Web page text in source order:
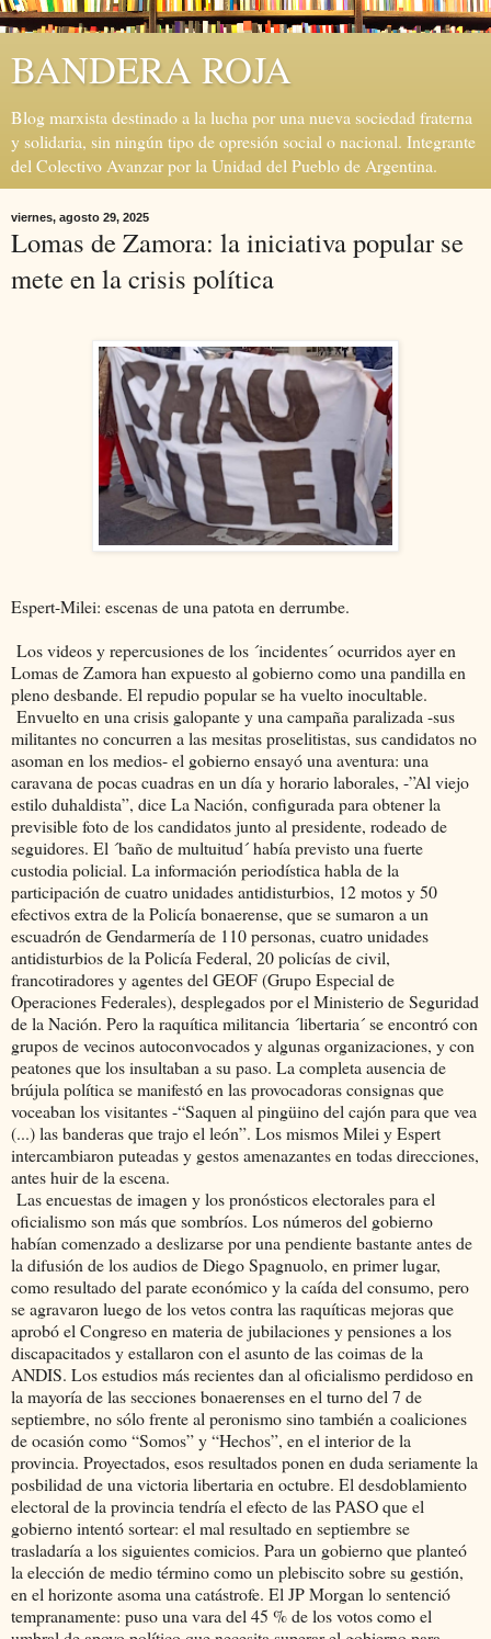
BANDERA ROJA
Blog marxista destinado a la lucha por una nueva sociedad fraterna
y solidaria, sin ningún tipo de opresión social o nacional. Integrante
del Colectivo Avanzar por la Unidad del Pueblo de Argentina.
viernes, agosto 29, 2025
Lomas de Zamora: la iniciativa popular se
mete en la crisis política
Espert-Milei: escenas de una patota en derrumbe.
Los videos y repercusiones de los ´incidentes´ ocurridos ayer en
Lomas de Zamora han expuesto al gobierno como una pandilla en
pleno desbande. El repudio popular se ha vuelto inocultable.
Envuelto en una crisis galopante y una campaña paralizada -sus
militantes no concurren a las mesitas proselitistas, sus candidatos no
asoman en los medios- el gobierno ensayó una aventura: una
caravana de pocas cuadras en un día y horario laborales, -”Al viejo
estilo duhaldista”, dice La Nación, configurada para obtener la
previsible foto de los candidatos junto al presidente, rodeado de
seguidores. El ´baño de multuitud´ había previsto una fuerte
custodia policial. La información periodística habla de la
participación de cuatro unidades antidisturbios, 12 motos y 50
efectivos extra de la Policía bonaerense, que se sumaron a un
escuadrón de Gendarmería de 110 personas, cuatro unidades
antidisturbios de la Policía Federal, 20 policías de civil,
francotiradores y agentes del GEOF (Grupo Especial de
Operaciones Federales), desplegados por el Ministerio de Seguridad
de la Nación. Pero la raquítica militancia ´libertaria´ se encontró con
grupos de vecinos autoconvocados y algunas organizaciones, y con
peatones que los insultaban a su paso. La completa ausencia de
brújula política se manifestó en las provocadoras consignas que
voceaban los visitantes -“Saquen al pingüino del cajón para que vea
(...) las banderas que trajo el león”. Los mismos Milei y Espert
intercambiaron puteadas y gestos amenazantes en todas direcciones,
antes huir de la escena.
Las encuestas de imagen y los pronósticos electorales para el
oficialismo son más que sombríos. Los números del gobierno
habían comenzado a deslizarse por una pendiente bastante antes de
la difusión de los audios de Diego Spagnuolo, en primer lugar,
como resultado del parate económico y la caída del consumo, pero
se agravaron luego de los vetos contra las raquíticas mejoras que
aprobó el Congreso en materia de jubilaciones y pensiones a los
discapacitados y estallaron con el asunto de las coimas de la
ANDIS. Los estudios más recientes dan al oficialismo perdidoso en
la mayoría de las secciones bonaerenses en el turno del 7 de
septiembre, no sólo frente al peronismo sino también a coaliciones
de ocasión como “Somos” y “Hechos”, en el interior de la
provincia. Proyectados, esos resultados ponen en duda seriamente la
posbilidad de una victoria libertaria en octubre. El desdoblamiento
electoral de la provincia tendría el efecto de las PASO que el
gobierno intentó sortear: el mal resultado en septiembre se
trasladaría a los siguientes comicios. Para un gobierno que planteó
la elección de medio término como un plebiscito sobre su gestión,
en el horizonte asoma una catástrofe. El JP Morgan lo sentenció
tempranamente: puso una vara del 45 % de los votos como el